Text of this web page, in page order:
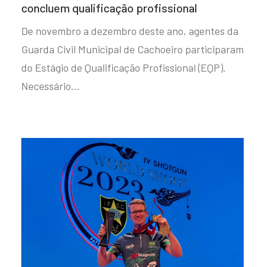
concluem qualificação profissional
De novembro a dezembro deste ano, agentes da
Guarda Civil Municipal de Cachoeiro participaram
do Estágio de Qualificação Profissional (EQP).
Necessário…